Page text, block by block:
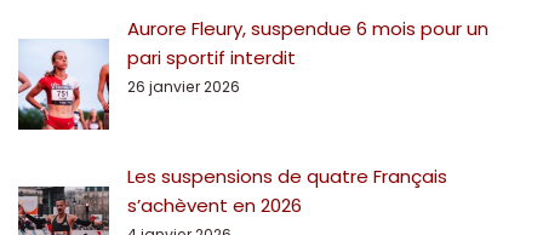
Aurore Fleury, suspendue 6 mois pour un
pari sportif interdit
26 janvier 2026
Les suspensions de quatre Français
s’achèvent en 2026